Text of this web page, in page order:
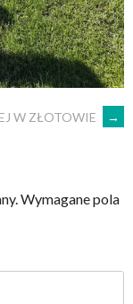
W ZŁOTOWIE →
Wymagane pola